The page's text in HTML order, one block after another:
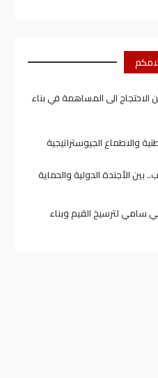
الى المساهمة في بناء
والاطماع الجيوستراتيجية
بين الأجندة الدولية والحماية
سامي لترسيخ القيم وبناء